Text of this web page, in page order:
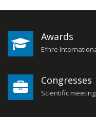
Awards
Efhre
Congresses
Scientific